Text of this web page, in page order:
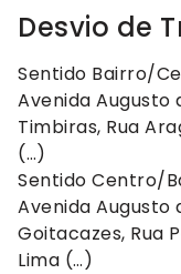
Desvio de
Sentido Bairro/
Avenida Augusto
Timbiras, Rua
(…)
Sentido Centro/
Avenida Augusto
Goitacazes, Rua
Lima (…)